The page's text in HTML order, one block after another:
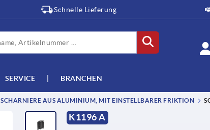
Schnelle Lieferung
SERVICE BRANCHEN
SCHARNIERE AUS ALUMINIUM, MIT EINSTELLBARER FRIKTION
K1196 A